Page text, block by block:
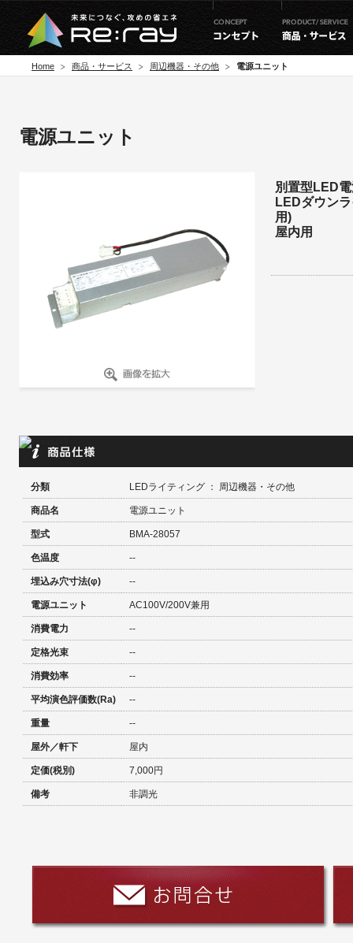
Home 商品・サービス 周辺機器・その他 電源ユニット
電源ユニット
別置型LED
LEDダウン
用)
屋内用
分類 LEDライティング ： 周辺機器・その他
商品名 電源ユニット
型式 BMA-28057
色温度 --
埋込み穴寸法(φ) --
電源ユニット AC100V/200V兼用
消費電力 --
定格光束 --
消費効率 --
平均演色評価数(Ra) --
重量 --
屋外／軒下 屋内
定価(税別) 7,000円
備考 非調光